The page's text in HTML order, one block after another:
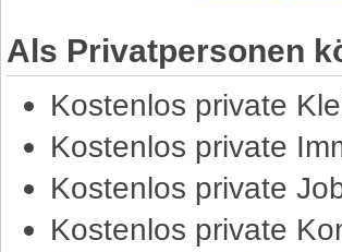
Als Privatpersonen
Kostenlos private
Kostenlos private
Kostenlos private
Kostenlos private